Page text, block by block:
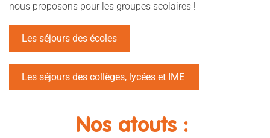
nous proposons pour les groupes scolaires !
Les séjours des écoles
Les séjours des collèges, lycées et IME
Nos atouts :